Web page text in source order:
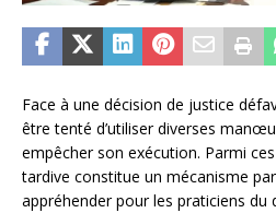
Face à une décision de justice
être tenté d’utiliser diverses
empêcher son exécution. Parmi
tardive constitue un mécanisme
appréhender pour les praticiens du